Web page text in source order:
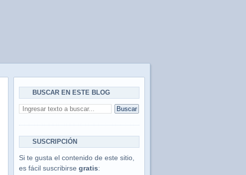
BUSCAR EN ESTE BLOG
SUSCRIPCIÓN
Si te gusta el contenido de este sitio,
es fácil suscribirse gratis: